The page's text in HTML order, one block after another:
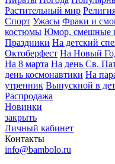
Растительный мир
Спорт Ужасы Фраки и
костюмы Юмор, смешные
Праздники На детский
Октоберфест На Новый
На 8 марта На день Св.
день космонавтики На
утренник Выпускной в
Распродажа
Новинки
закрыть
Личный кабинет
Контакты
info@bambolo.ru